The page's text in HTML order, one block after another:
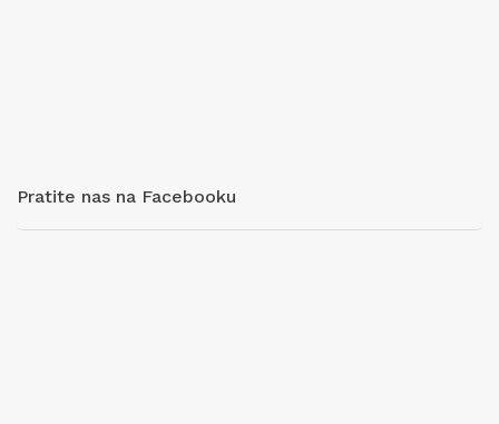
Pratite nas na Facebooku